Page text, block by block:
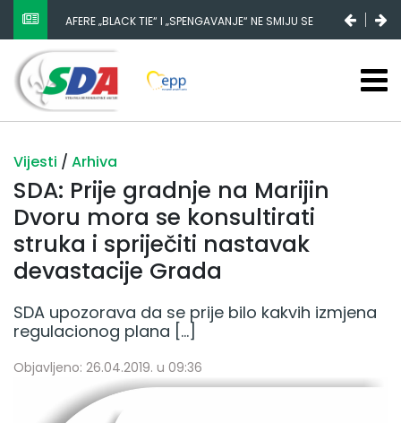
AFERE „BLACK TIE“ I „SPENGAVANJE“ NE SMIJU SE
ZATAŠKATI
Vijesti / Arhiva
SDA: Prije gradnje na Marijin
Dvoru mora se konsultirati
struka i spriječiti nastavak
devastacije Grada
SDA upozorava da se prije bilo kakvih izmjena
regulacionog plana […]
Objavljeno: 26.04.2019. u 09:36